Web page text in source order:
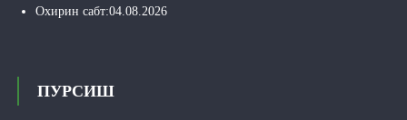
Охирин сабт:04.08.2026
ПУРСИШ